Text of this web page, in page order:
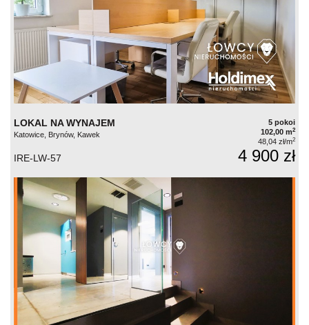
LOKAL NA WYNAJEM
Katowice, Brynów, Kawek
5 pokoi
102,00 m2
48,04 zł/m2
IRE-LW-57 4 900 zł